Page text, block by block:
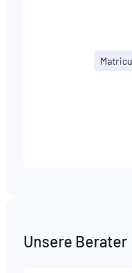
Unsere Berater